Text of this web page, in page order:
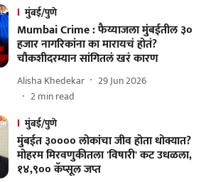
मुंबई/पुणे
Mumbai Crime : फैय्याजला मुंबईतील ३०
हजार नागरिकांना का मारायचं होतं?
चौकशीदरम्यान सांगितलं खरं कारण
Alisha Khedekar
29 Jun 2026
2min read
मुंबई/पुणे
मुंबईत ३०००० लोकांचा जीव होता धोक्यात?
मोहरम मिरवणुकीतला 'विषारी' कट उधळला,
१४,९०० कॅप्सूल जप्त